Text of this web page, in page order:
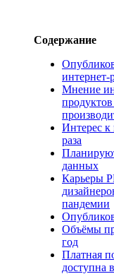
Содержание
интернет-
Мнение
Интерес к
раза
данных
Карьеры
пандемии
Объёмы
год
Платная
доступна